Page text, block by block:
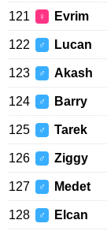
121 ♀ Evrim
122 ♂ Lucan
123 ♂ Akash
124 ♂ Barry
125 ♂ Tarek
126 ♂ Ziggy
127 ♂ Medet
128 ♂ Elcan